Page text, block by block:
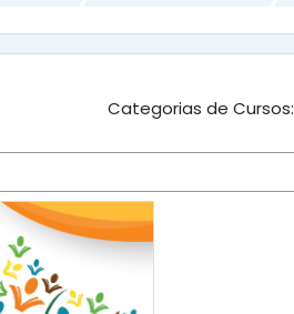
Categorias de Cursos: